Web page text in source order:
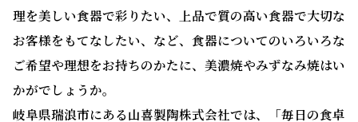
理を美しい食器で彩りたい、上品で質の高い食器で大切な
お客様をもてなしたい、など、食器についてのいろいろな
ご希望や理想をお持ちのかたに、美濃焼やみずなみ焼はい
かがでしょうか。
岐阜県瑞浪市にある山喜製陶株式会社では、「毎日の食卓